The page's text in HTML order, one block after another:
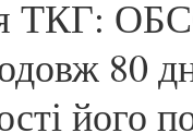
ТКГ:
80
його